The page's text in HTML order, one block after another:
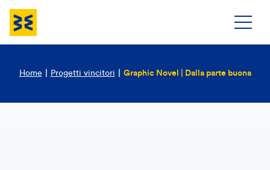
Home Progetti vincitori Graphic Novel | Dalla parte buona